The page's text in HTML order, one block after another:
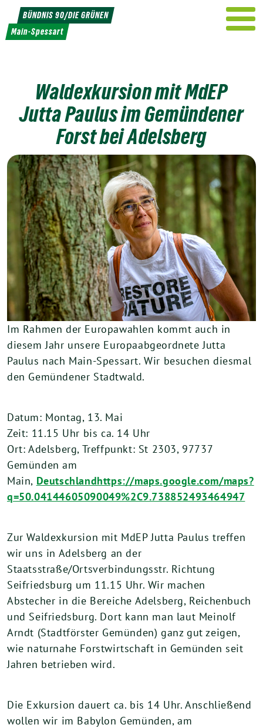
Weiter
zum
Inhalt
BÜNDNIS 90/DIE GRÜNEN
Main-Spessart
Waldexkursion mit MdEP
Jutta Paulus im Gemündener
Forst bei Adelsberg
Im Rahmen der Europawahlen kommt auch in
diesem Jahr unsere Europaabgeordnete Jutta
Paulus nach Main-Spessart. Wir besuchen diesmal
den Gemündener Stadtwald.
Datum: Montag, 13. Mai
Zeit: 11.15 Uhr bis ca. 14 Uhr
Ort: Adelsberg, Treffpunkt: St 2303, 97737
Gemünden am
Main, Deutschlandhttps://maps.google.com/maps?
q=50.04144605090049%2C9.738852493464947
Zur Waldexkursion mit MdEP Jutta Paulus treffen
wir uns in Adelsberg an der
Staatsstraße/Ortsverbindungsstr. Richtung
Seifriedsburg um 11.15 Uhr. Wir machen
Abstecher in die Bereiche Adelsberg, Reichenbuch
und Seifriedsburg. Dort kann man laut Meinolf
Arndt (Stadtförster Gemünden) ganz gut zeigen,
wie naturnahe Forstwirtschaft in Gemünden seit
Jahren betrieben wird.
Die Exkursion dauert ca. bis 14 Uhr. Anschließend
wollen wir im Babylon Gemünden, am